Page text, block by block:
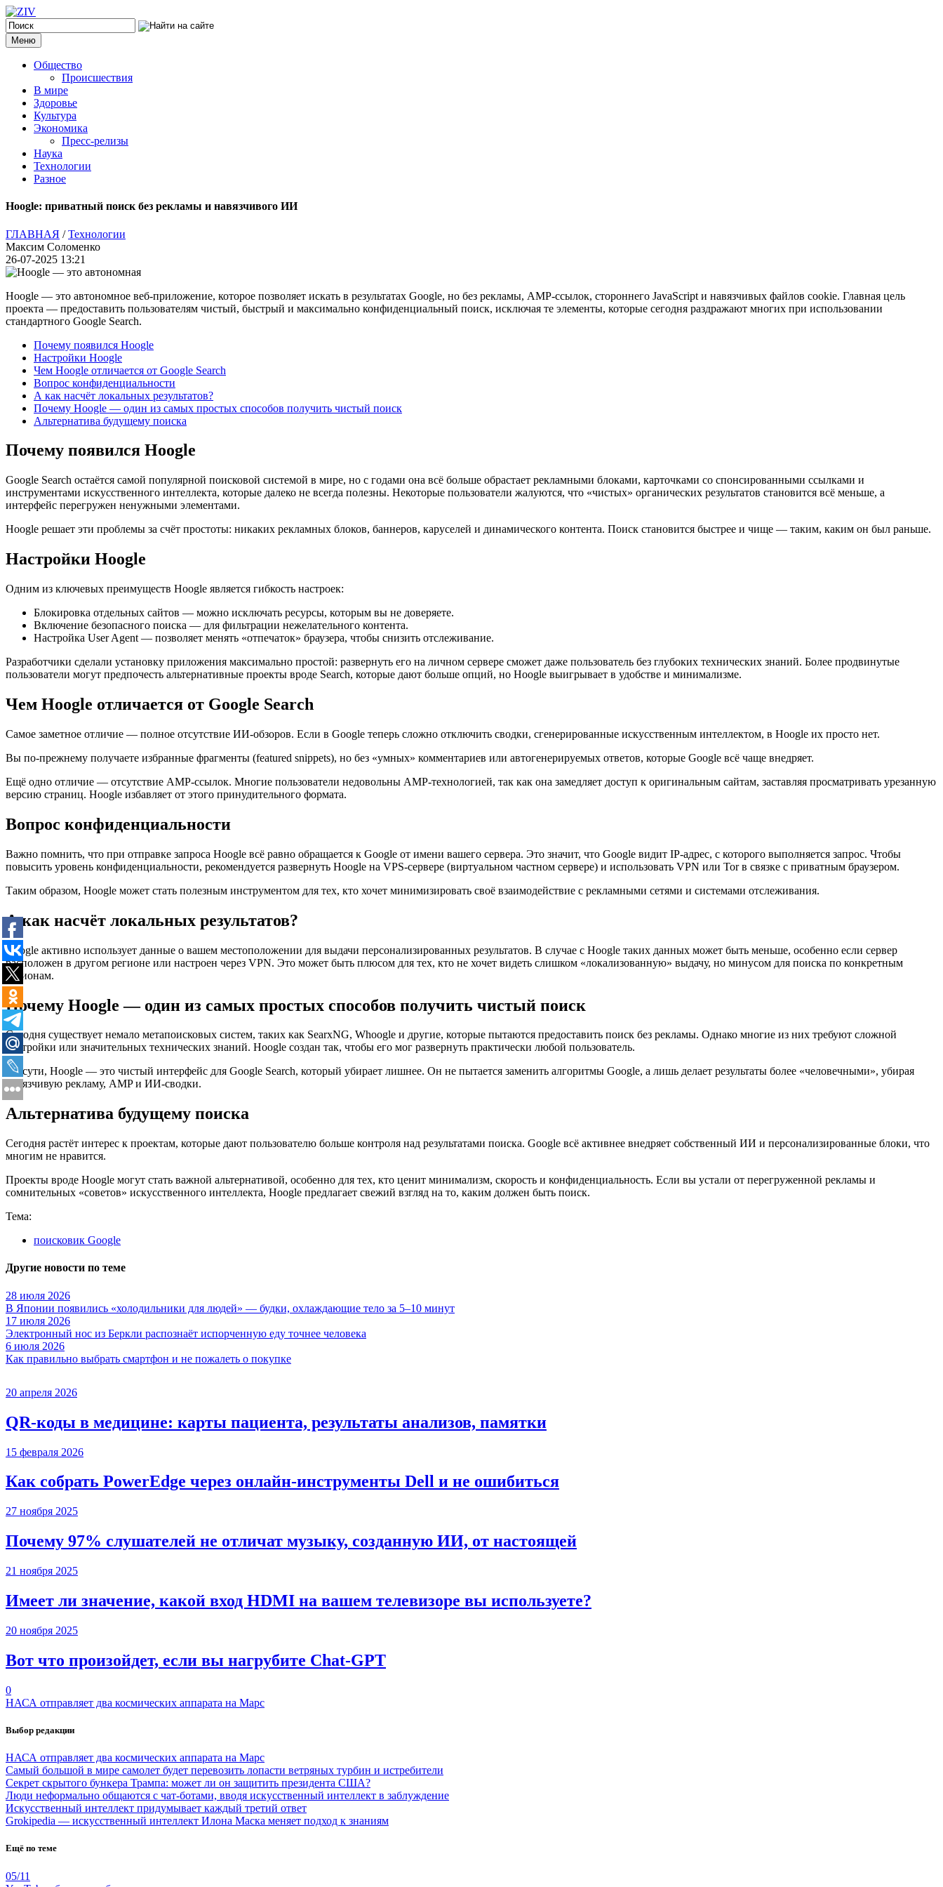
Меню
Общество
Происшествия
В мире
Здоровье
Культура
Экономика
Пресс-релизы
Наука
Технологии
Разное
Hoogle: приватный поиск без рекламы и навязчивого ИИ
ГЛАВНАЯ /Технологии
Максим Соломенко
26-07-2025 13:21
Hoogle — это автономное веб-приложение, которое позволяет искать в результатах Google, но без рекламы, AMP-ссылок, стороннего JavaScript и навязчивых файлов cookie. Главная цель
проекта — предоставить пользователям чистый, быстрый и максимально конфиденциальный поиск, исключая те элементы, которые сегодня раздражают многих при использовании
стандартного Google Search.
Почему появился Hoogle
Настройки Hoogle
Чем Hoogle отличается от Google Search
Вопрос конфиденциальности
А как насчёт локальных результатов?
Почему Hoogle — один из самых простых способов получить чистый поиск
Альтернатива будущему поиска
Почему появился Hoogle
Google Search остаётся самой популярной поисковой системой в мире, но с годами она всё больше обрастает рекламными блоками, карточками со спонсированными ссылками и
инструментами искусственного интеллекта, которые далеко не всегда полезны. Некоторые пользователи жалуются, что «чистых» органических результатов становится всё меньше, а
интерфейс перегружен ненужными элементами.
Hoogle решает эти проблемы за счёт простоты: никаких рекламных блоков, баннеров, каруселей и динамического контента. Поиск становится быстрее и чище — таким, каким он был раньше.
Настройки Hoogle
Одним из ключевых преимуществ Hoogle является гибкость настроек:
Блокировка отдельных сайтов — можно исключать ресурсы, которым вы не доверяете.
Включение безопасного поиска — для фильтрации нежелательного контента.
Настройка User Agent — позволяет менять «отпечаток» браузера, чтобы снизить отслеживание.
Разработчики сделали установку приложения максимально простой: развернуть его на личном сервере сможет даже пользователь без глубоких технических знаний. Более продвинутые
пользователи могут предпочесть альтернативные проекты вроде Search, которые дают больше опций, но Hoogle выигрывает в удобстве и минимализме.
Чем Hoogle отличается от Google Search
Самое заметное отличие — полное отсутствие ИИ-обзоров. Если в Google теперь сложно отключить сводки, сгенерированные искусственным интеллектом, в Hoogle их просто нет.
Вы по-прежнему получаете избранные фрагменты (featured snippets), но без «умных» комментариев или автогенерируемых ответов, которые Google всё чаще внедряет.
Ещё одно отличие — отсутствие AMP-ссылок. Многие пользователи недовольны AMP-технологией, так как она замедляет доступ к оригинальным сайтам, заставляя просматривать урезанную
версию страниц. Hoogle избавляет от этого принудительного формата.
Вопрос конфиденциальности
Важно помнить, что при отправке запроса Hoogle всё равно обращается к Google от имени вашего сервера. Это значит, что Google видит IP-адрес, с которого выполняется запрос. Чтобы
повысить уровень конфиденциальности, рекомендуется развернуть Hoogle на VPS-сервере (виртуальном частном сервере) и использовать VPN или Tor в связке с приватным браузером.
Таким образом, Hoogle может стать полезным инструментом для тех, кто хочет минимизировать своё взаимодействие с рекламными сетями и системами отслеживания.
А как насчёт локальных результатов?
Google активно использует данные о вашем местоположении для выдачи персонализированных результатов. В случае с Hoogle таких данных может быть меньше, особенно если сервер
расположен в другом регионе или настроен через VPN. Это может быть плюсом для тех, кто не хочет видеть слишком «локализованную» выдачу, но минусом для поиска по конкретным
регионам.
Почему Hoogle — один из самых простых способов получить чистый поиск
Сегодня существует немало метапоисковых систем, таких как SearxNG, Whoogle и другие, которые пытаются предоставить поиск без рекламы. Однако многие из них требуют сложной
настройки или значительных технических знаний. Hoogle создан так, чтобы его мог развернуть практически любой пользователь.
По сути, Hoogle — это чистый интерфейс для Google Search, который убирает лишнее. Он не пытается заменить алгоритмы Google, а лишь делает результаты более «человечными», убирая
навязчивую рекламу, AMP и ИИ-сводки.
Альтернатива будущему поиска
Сегодня растёт интерес к проектам, которые дают пользователю больше контроля над результатами поиска. Google всё активнее внедряет собственный ИИ и персонализированные блоки, что
многим не нравится.
Проекты вроде Hoogle могут стать важной альтернативой, особенно для тех, кто ценит минимализм, скорость и конфиденциальность. Если вы устали от перегруженной рекламы и
сомнительных «советов» искусственного интеллекта, Hoogle предлагает свежий взгляд на то, каким должен быть поиск.
Тема:
поисковик Google
Другие новости по теме
28 июля 2026
В Японии появились «холодильники для людей» — будки, охлаждающие тело за 5–10 минут
17 июля 2026
Электронный нос из Беркли распознаёт испорченную еду точнее человека
6 июля 2026
Как правильно выбрать смартфон и не пожалеть о покупке
20 апреля 2026
QR-коды в медицине: карты пациента, результаты анализов, памятки
15 февраля 2026
Как собрать PowerEdge через онлайн-инструменты Dell и не ошибиться
27 ноября 2025
Почему 97% слушателей не отличат музыку, созданную ИИ, от настоящей
21 ноября 2025
Имеет ли значение, какой вход HDMI на вашем телевизоре вы используете?
20 ноября 2025
Вот что произойдет, если вы нагрубите Chаt-GPT
0
НАСА отправляет два космических аппарата на Марс
Выбор редакции
НАСА отправляет два космических аппарата на Марс
Самый большой в мире самолет будет перевозить лопасти ветряных турбин и истребители
Секрет скрытого бункера Трампа: может ли он защитить президента США?
Люди неформально общаются с чат-ботами, вводя искусственный интеллект в заблуждение
Искусственный интеллект придумывает каждый третий ответ
Grokipedia — искусственный интеллект Илона Маска меняет подход к знаниям
Ещё по теме
05/11